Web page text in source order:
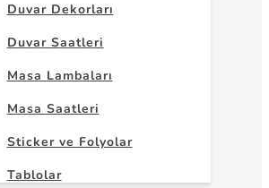
Duvar Dekorları
Duvar Saatleri
Masa Lambaları
Masa Saatleri
Sticker ve Folyolar
Tablolar